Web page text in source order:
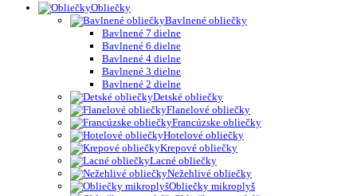
Obliečky
Bavlnené obliečky
Bavlnené 7 dielne
Bavlnené 6 dielne
Bavlnené 4 dielne
Bavlnené 3 dielne
Bavlnené 2 dielne
Detské obliečky
Flanelové obliečky
Francúzske obliečky
Hotelové obliečky
Krepové obliečky
Lacné obliečky
Nežehlivé obliečky
Obliečky mikroplyš